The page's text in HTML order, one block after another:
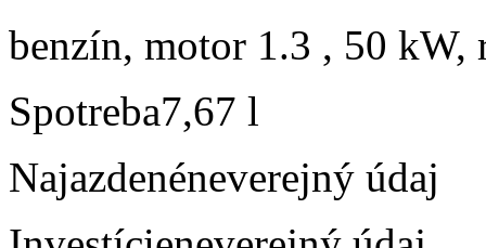
benzín, motor 1.3 , 50 kW,
Spotreba7,67 l
Najazdenéneverejný údaj